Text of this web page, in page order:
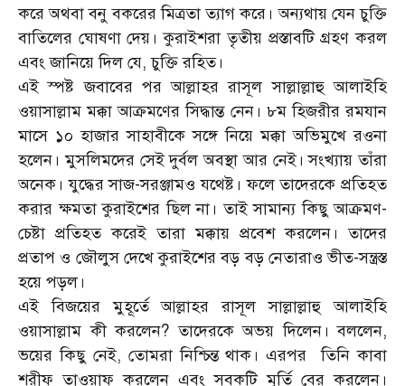
করে অথবা বনু বকরের মিত্রতা ত্যাগ করে। অন্যথায় যেন চুক্তি
বাতিলের ঘোষণা দেয়। কুরাইশরা তৃতীয় প্রস্তাবটি গ্রহণ করল
এবং জানিয়ে দিল যে, চুক্তি রহিত।
এই স্পষ্ট জবাবের পর আল্লাহর রাসূল সাল্লাল্লাহু আলাইহি
ওয়াসাল্লাম মক্কা আক্রমণের সিদ্ধান্ত নেন। ৮ম হিজরীর রমযান
মাসে ১০ হাজার সাহাবীকে সঙ্গে নিয়ে মক্কা অভিমুখে রওনা
হলেন। মুসলিমদের সেই দুর্বল অবস্থা আর নেই। সংখ্যায় তাঁরা
অনেক। যুদ্ধের সাজ-সরঞ্জামও যথেষ্ট। ফলে তাদেরকে প্রতিহত
করার ক্ষমতা কুরাইশের ছিল না। তাই সামান্য কিছু আক্রমণ-
চেষ্টা প্রতিহত করেই তারা মক্কায় প্রবেশ করলেন। তাদের
প্রতাপ ও জৌলুস দেখে কুরাইশের বড় বড় নেতারাও ভীত-সন্ত্রস্ত
হয়ে পড়ল।
এই বিজয়ের মুহূর্তে আল্লাহর রাসূল সাল্লাল্লাহু আলাইহি
ওয়াসাল্লাম কী করলেন? তাদেরকে অভয় দিলেন। বললেন,
ভয়ের কিছু নেই, তোমরা নিশ্চিন্ত থাক। এরপর তিনি কাবা
শরীফ তাওয়াফ করলেন এবং সবকটি মূর্তি বের করলেন।